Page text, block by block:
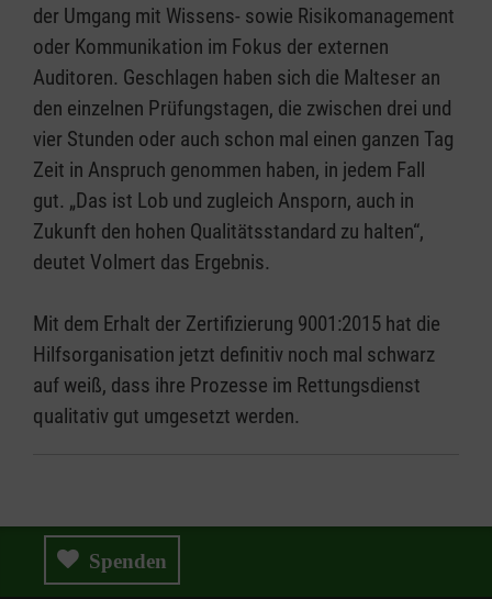
der Umgang mit Wissens- sowie Risikomanagement
oder Kommunikation im Fokus der externen
Auditoren. Geschlagen haben sich die Malteser an
den einzelnen Prüfungstagen, die zwischen drei und
vier Stunden oder auch schon mal einen ganzen Tag
Zeit in Anspruch genommen haben, in jedem Fall
gut. „Das ist Lob und zugleich Ansporn, auch in
Zukunft den hohen Qualitätsstandard zu halten“,
deutet Volmert das Ergebnis.
Mit dem Erhalt der Zertifizierung 9001:2015 hat die
Hilfsorganisation jetzt definitiv noch mal schwarz
auf weiß, dass ihre Prozesse im Rettungsdienst
qualitativ gut umgesetzt werden.
Spenden